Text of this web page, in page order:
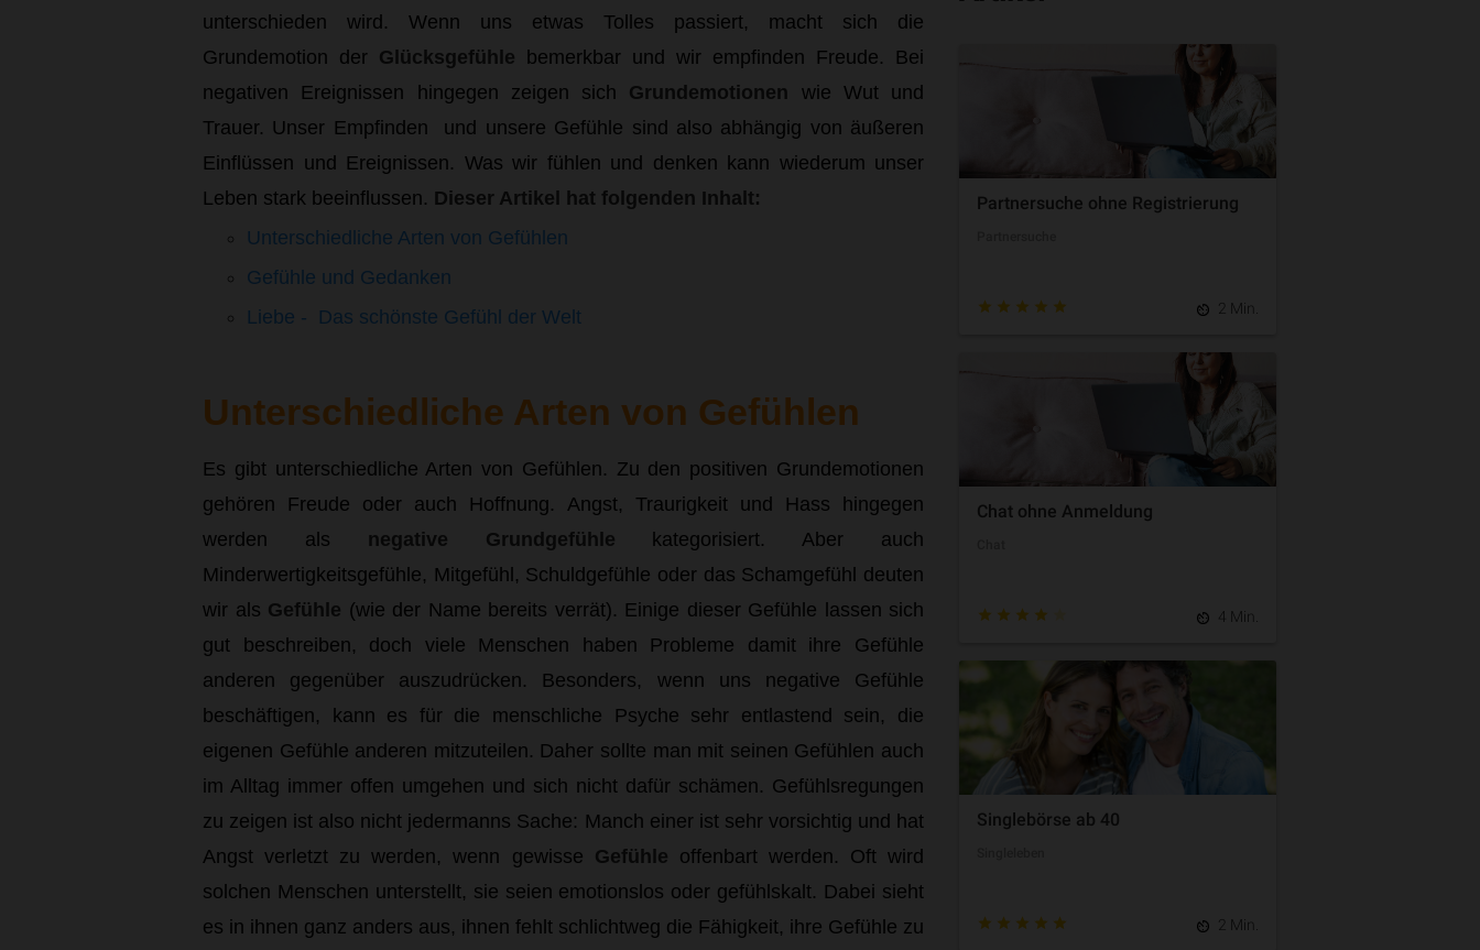
unterschieden wird. Wenn uns etwas Tolles passiert, macht sich die
Grundemotion der Glücksgefühle
bemerkbar und wir empfinden Freude. Bei
negativen Ereignissen hingegen zeigen sich Grundemotionen wie Wut und
Trauer. Unser Empfinden und unsere Gefühle sind also abhängig von äußeren
Einflüssen und Ereignissen. Was wir fühlen und denken kann wiederum unser
Leben stark beeinflussen. Dieser Artikel hat folgenden Inhalt:
Unterschiedliche Arten von Gefühlen
Gefühle und Gedanken
Liebe - Das schönste Gefühl der Welt
Unterschiedliche Arten von Gefühlen
Es gibt unterschiedliche Arten von Gefühlen. Zu den positiven Grundemotionen
gehören Freude oder auch Hoffnung. Angst, Traurigkeit und Hass hingegen
werden als
negative Grundgefühle kategorisiert. Aber auch
Minderwertigkeitsgefühle, Mitgefühl, Schuldgefühle oder das Schamgefühl deuten
wir als Gefühle (wie der Name bereits verrät). Einige dieser Gefühle lassen sich
gut beschreiben, doch viele Menschen haben Probleme damit ihre Gefühle
anderen gegenüber auszudrücken. Besonders, wenn uns negative Gefühle
beschäftigen, kann es für die menschliche Psyche sehr entlastend sein, die
eigenen Gefühle anderen mitzuteilen. Daher sollte man mit seinen Gefühlen auch
im Alltag immer offen umgehen und sich nicht dafür schämen. Gefühlsregungen
zu zeigen ist also nicht jedermanns Sache: Manch einer ist sehr vorsichtig und hat
Angst verletzt zu werden, wenn gewisse Gefühle offenbart werden. Oft wird
solchen Menschen unterstellt, sie seien emotionslos oder gefühlskalt. Dabei sieht
es in ihnen ganz anders aus, ihnen fehlt schlichtweg die Fähigkeit, ihre Gefühle zu
Partnersuche ohne Registrierung
2 Min.
Chat ohne Anmeldung
4 Min.
Singlebörse ab 40
2 Min.
CONTINUE
check
check Confidential handling of your data